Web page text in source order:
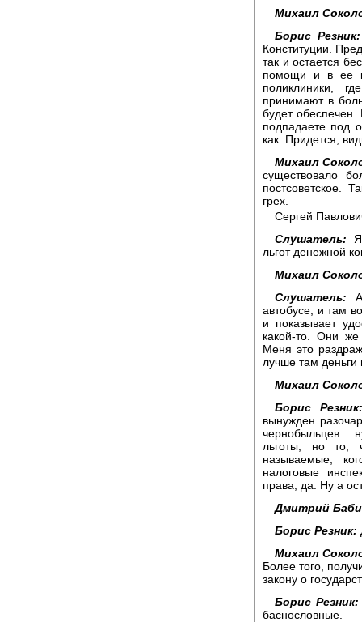
Михаил
Борис Резник:
Конституции.
так и остается
помощи и в ее
поликлиники,
принимают в
будет
подпадаете под
как. Придется,
Михаил
существовало
постсоветское.
грех.
Сергей
Слушатель:
льгот денежной
Михаил
Слушатель:
автобусе, и там
и показывает
какой-то. Они
Меня это
лучше там деньги
Михаил
Борис Резник:
вынужден
чернобыльцев...
льготы, но то,
называемые,
налоговые
права, да. Ну а
Дмитрий
Борис Резник:
Михаил
Более того,
закону о
Борис Резник:
баснословные.